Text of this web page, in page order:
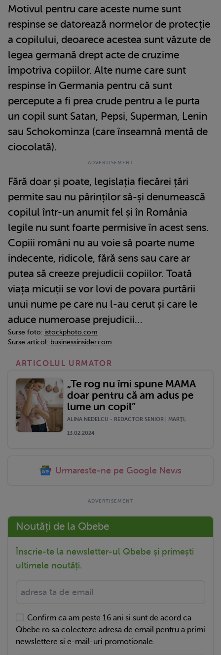
Motivul pentru care aceste nume sunt
respinse se datorează normelor de protecție
a copilului, deoarece acestea sunt văzute de
legea germană drept acte de cruzime
împotriva copiilor. Alte nume care sunt
respinse în Germania pentru că sunt
percepute a fi prea crude pentru a le purta
un copil sunt Satan, Pepsi, Superman, Lenin
sau Schokominza (care înseamnă mentă de
ciocolată).
Fără doar și poate, legislația fiecărei țări
permite sau nu părinților să-și denumească
copilul într-un anumit fel și în România
legile nu sunt foarte permisive în acest sens.
Copiii români nu au voie să poarte nume
indecente, ridicole, fără sens sau care ar
putea să creeze prejudicii copiilor. Toată
viața micuții se vor lovi de povara purtării
unui nume pe care nu l-au cerut și care le
aduce numeroase prejudicii…
Surse foto: istockphoto.com
Surse articol: businessinsider.com
ARTICOLUL URMATOR
„Te rog nu îmi spune MAMA
doar pentru că am adus pe
lume un copil”
ALINA NEDELCU - REDACTOR SENIOR | MARŢI,
13.02.2024
Urmareste-ne pe Google News
Noutăți de la Qbebe
Înscrie-te la newsletter-ul Qbebe și primești
ultimele noutăți.
Confirm ca am peste 16 ani si sunt de acord ca
Qbebe.ro sa colecteze adresa de email pentru a primi
newslettere si e-mail-uri promotionale.